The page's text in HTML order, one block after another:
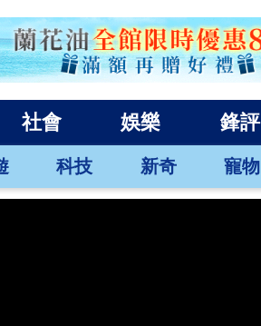
社會 娛樂 鋒評
科技 新奇 寵物